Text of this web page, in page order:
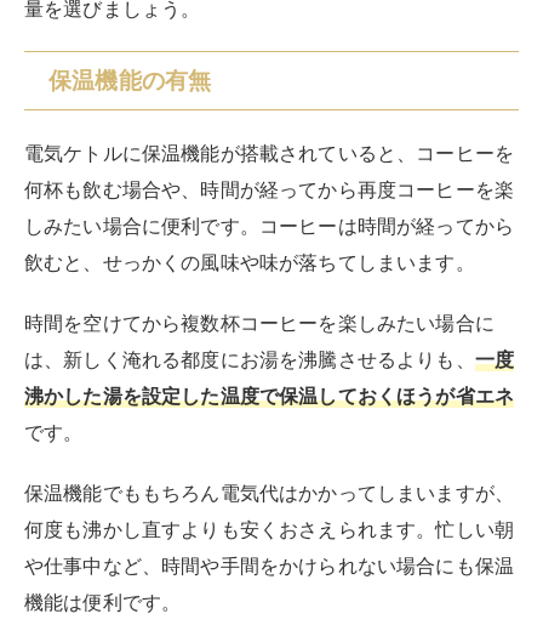
量を選びましょう。
保温機能の有無
電気ケトルに保温機能が搭載されていると、コーヒーを
何杯も飲む場合や、時間が経ってから再度コーヒーを楽
しみたい場合に便利です。コーヒーは時間が経ってから
飲むと、せっかくの風味や味が落ちてしまいます。
時間を空けてから複数杯コーヒーを楽しみたい場合に
は、新しく淹れる都度にお湯を沸騰させるよりも、 一度
沸かした湯を設定した温度で保温しておくほうが省エネ
です。
保温機能でももちろん電気代はかかってしまいますが、
何度も沸かし直すよりも安くおさえられます。忙しい朝
や仕事中など、時間や手間をかけられない場合にも保温
機能は便利です。